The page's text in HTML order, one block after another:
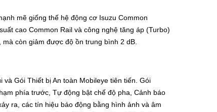
mẽ giống thế hệ động cơ Isuzu Common
cao Common Rail và công nghệ tăng áp (Turbo)
còn giảm được độ ồn trung bình 2 dB.
Gói Thiết bị An toàn Mobileye tiên tiến. Gói
phía trước, Tự động bật chế độ pha, Cảnh báo
ra, các tín hiệu báo động bằng hình ảnh và âm